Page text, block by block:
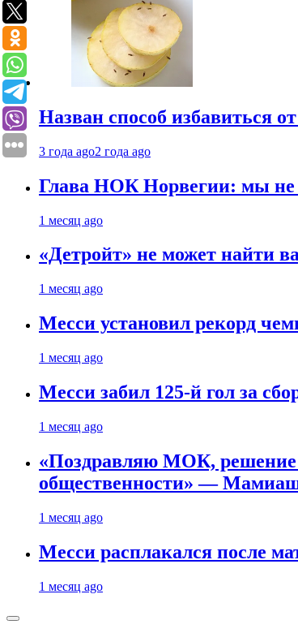
Назван способ избавиться
3 года ago2 года ago
Глава НОК Норвегии: мы не
1 месяц ago
«Детройт» не может найти
1 месяц ago
Месси установил рекорд
1 месяц ago
Месси забил 125-й гол за
1 месяц ago
«Поздравляю МОК, решение
общественности» —
1 месяц ago
Месси расплакался после
1 месяц ago